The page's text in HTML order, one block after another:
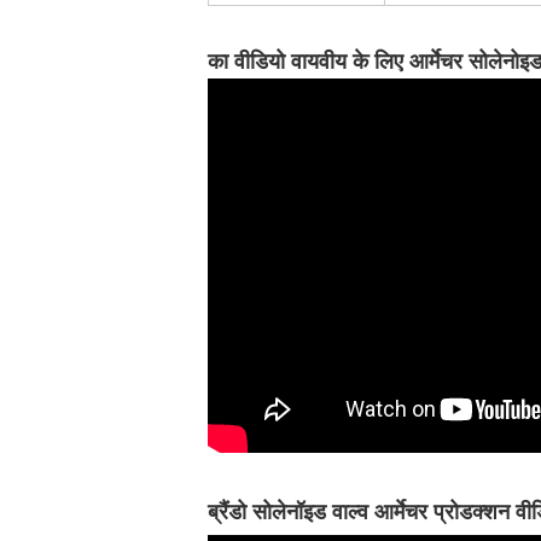
का वीडियोवायवीय के लिए आर्मेचर
ब्रैंडो सोलेनॉइड वाल्व आर्मेचर प्रोडक्शन